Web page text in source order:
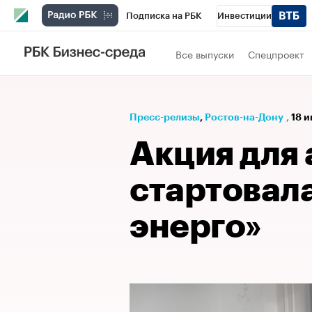
Подписка на РБК Инвестиции
Телеканал
Спецпроекты
Рынок наличной валюты
Все выпуски Спецпроект
Пресс-релизы⁠, Ростов-на-Дону , 18
Акция для
энерго»